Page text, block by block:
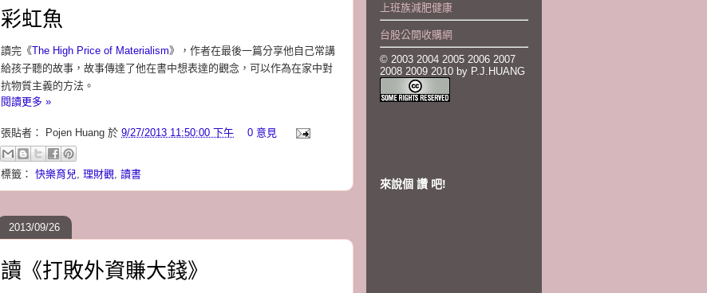
彩虹魚
讀完《The High Price of Materialism》，作者在最後一篇分享他自己常講
給孩子聽的故事，故事傳達了他在書中想表達的觀念，可以作為在家中對
抗物質主義的方法。
閱讀更多 »
張貼者： Pojen Huang 於 9/27/2013 11:50:00 下午 0 意見
標籤： 快樂育兒, 理財觀, 讀書
2013/09/26
讀《打敗外資賺大錢》
上班族減肥健康
台股公開收購網
© 2003 2004 2005 2006 2007
2008 2009 2010 by P.J.HUANG
來說個 讚 吧!